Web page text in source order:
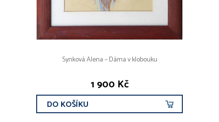
Synková Alena – Dáma v klobouku
1 900 Kč
DO KOŠÍKU